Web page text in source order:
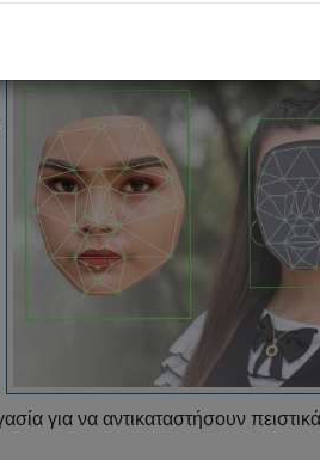
για να αντικαταστήσουν